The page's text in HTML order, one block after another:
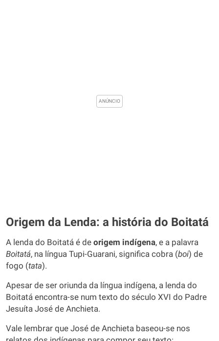
Origem da Lenda: a história do Boitatá
A lenda do Boitatá é de origem indígena, e a palavra
Boitatá, na língua Tupi-Guarani, significa cobra (boi) de
fogo (tata).
Apesar de ser oriunda da língua indígena, a lenda do
Boitatá encontra-se num texto do século XVI do Padre
Jesuíta José de Anchieta.
Vale lembrar que José de Anchieta baseou-se nos